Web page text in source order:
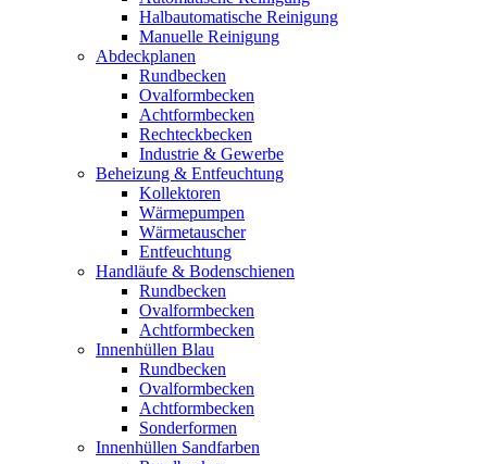
Halbautomatische Reinigung
Manuelle Reinigung
Abdeckplanen
Rundbecken
Ovalformbecken
Achtformbecken
Rechteckbecken
Industrie & Gewerbe
Beheizung & Entfeuchtung
Kollektoren
Wärmepumpen
Wärmetauscher
Entfeuchtung
Handläufe & Bodenschienen
Rundbecken
Ovalformbecken
Achtformbecken
Innenhüllen Blau
Rundbecken
Ovalformbecken
Achtformbecken
Sonderformen
Innenhüllen Sandfarben